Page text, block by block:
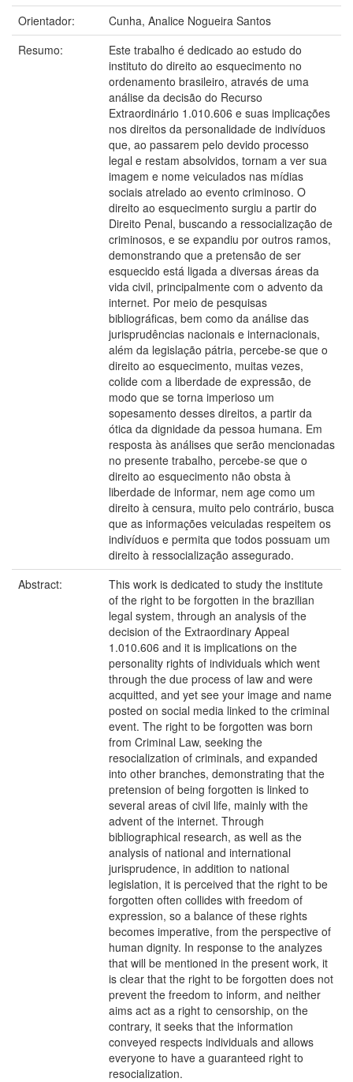
Orientador:
Cunha, Analice Nogueira Santos
Resumo:
Este trabalho é dedicado ao estudo do
instituto do direito ao esquecimento no
ordenamento brasileiro, através de uma
análise da decisão do Recurso
Extraordinário 1.010.606 e suas implicações
nos direitos da personalidade de indivíduos
que, ao passarem pelo devido processo
legal e restam absolvidos, tornam a ver sua
imagem e nome veiculados nas mídias
sociais atrelado ao evento criminoso. O
direito ao esquecimento surgiu a partir do
Direito Penal, buscando a ressocialização de
criminosos, e se expandiu por outros ramos,
demonstrando que a pretensão de ser
esquecido está ligada a diversas áreas da
vida civil, principalmente com o advento da
internet. Por meio de pesquisas
bibliográficas, bem como da análise das
jurisprudências nacionais e internacionais,
além da legislação pátria, percebe-se que o
direito ao esquecimento, muitas vezes,
colide com a liberdade de expressão, de
modo que se torna imperioso um
sopesamento desses direitos, a partir da
ótica da dignidade da pessoa humana. Em
resposta às análises que serão mencionadas
no presente trabalho, percebe-se que o
direito ao esquecimento não obsta à
liberdade de informar, nem age como um
direito à censura, muito pelo contrário, busca
que as informações veiculadas respeitem os
indivíduos e permita que todos possuam um
direito à ressocialização assegurado.
Abstract:
This work is dedicated to study the institute
of the right to be forgotten in the brazilian
legal system, through an analysis of the
decision of the Extraordinary Appeal
1.010.606 and it is implications on the
personality rights of individuals which went
through the due process of law and were
acquitted, and yet see your image and name
posted on social media linked to the criminal
event. The right to be forgotten was born
from Criminal Law, seeking the
resocialization of criminals, and expanded
into other branches, demonstrating that the
pretension of being forgotten is linked to
several areas of civil life, mainly with the
advent of the internet. Through
bibliographical research, as well as the
analysis of national and international
jurisprudence, in addition to national
legislation, it is perceived that the right to be
forgotten often collides with freedom of
expression, so a balance of these rights
becomes imperative, from the perspective of
human dignity. In response to the analyzes
that will be mentioned in the present work, it
is clear that the right to be forgotten does not
prevent the freedom to inform, and neither
aims act as a right to censorship, on the
contrary, it seeks that the information
conveyed respects individuals and allows
everyone to have a guaranteed right to
resocialization.